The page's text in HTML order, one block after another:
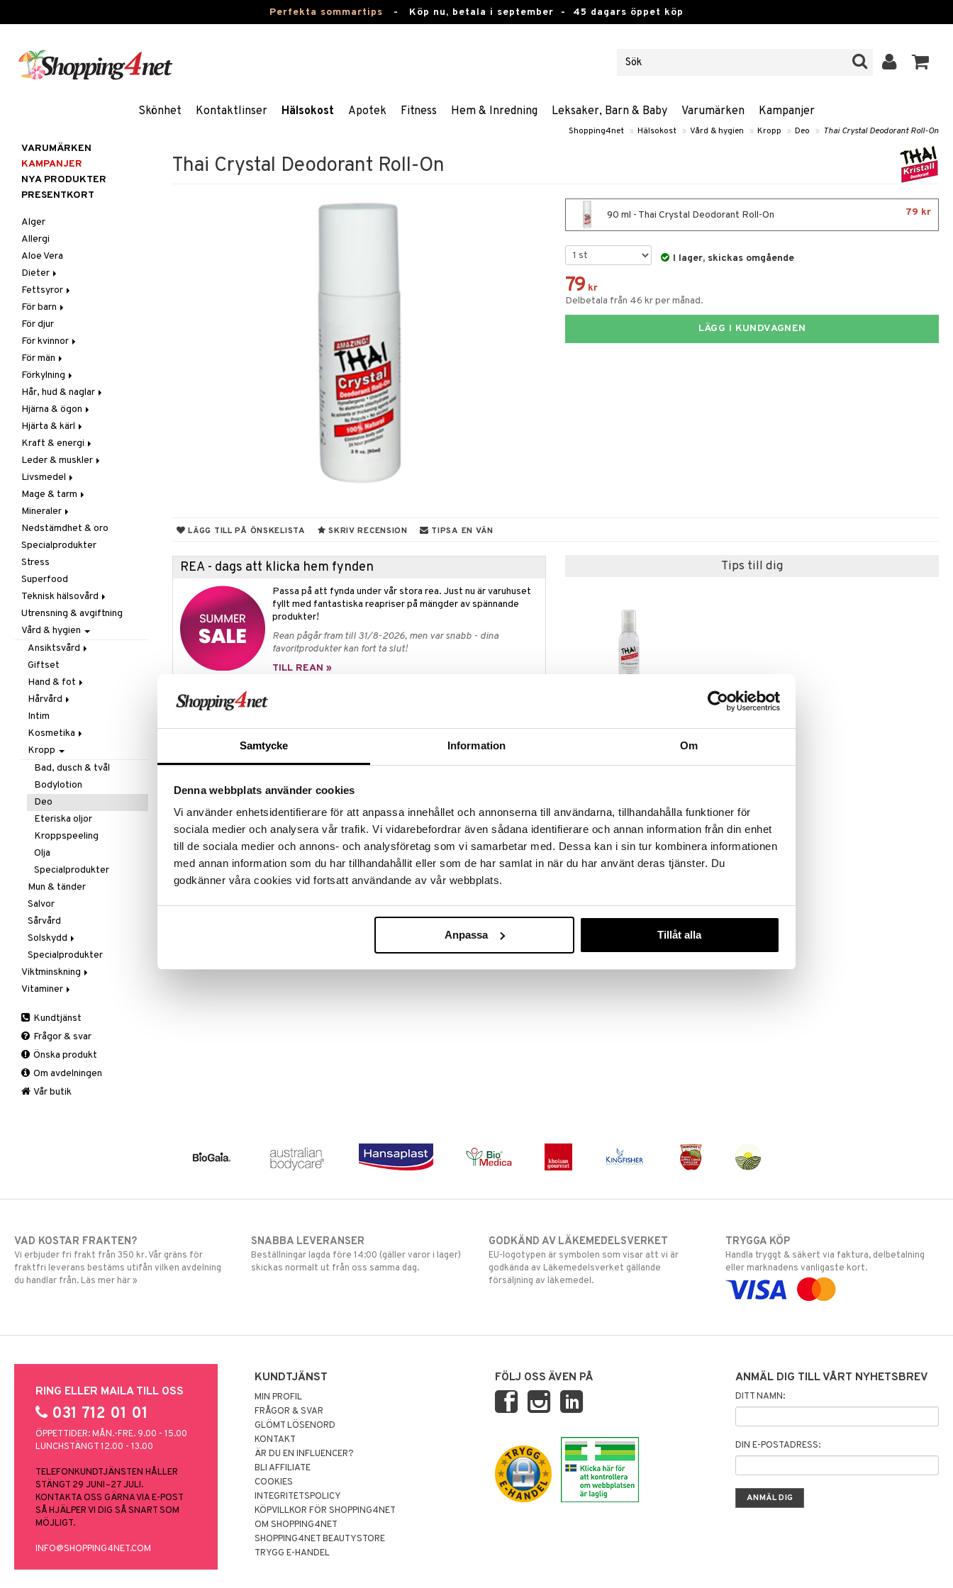
Samtycke Information Om
Denna webbplats använder cookies
Vi använder enhetsidentifierare för att anpassa innehållet och annonserna till användarna, tillhandahålla funktioner för
sociala medier och analysera vår trafik. Vi vidarebefordrar även sådana identifierare och annan information från din enhet
till de sociala medier och annons- och analysföretag som vi samarbetar med. Dessa kan i sin tur kombinera informationen
med annan information som du har tillhandahållit eller som de har samlat in när du har använt deras tjänster. Du
godkänner våra cookies vid fortsatt användande av vår webbplats.
Anpassa Tillåt alla
Perfekta sommartips - Köp nu, betala i september - 45 dagars öppet köp
Skönhet Kontaktlinser Hälsokost Apotek Fitness Hem & Inredning Leksaker, Barn & Baby Varumärken Kampanjer
Shopping4net » Hälsokost » Vård & hygien » Kropp » Deo » Thai Crystal Deodorant Roll-On
Thai Crystal Deodorant Roll-On
90 ml - Thai Crystal Deodorant Roll-On 79 kr
I lager, skickas omgående
79 kr
Delbetala från 46 kr per månad.
LÄGG I KUNDVAGNEN
LÄGG TILL PÅ ÖNSKELISTA SKRIV RECENSION TIPSA EN VÄN
REA - dags att klicka hem fynden
Passa på att fynda under vår stora rea. Just nu är varuhuset
fyllt med fantastiska reapriser på mängder av spännande
produkter!
Rean pågår fram till 31/8-2026, men var snabb - dina
favoritprodukter kan fort ta slut!
TILL REAN »
Produktinfo
Thai-deodoranterna består huvudsakligen av mineralsaltet kalium-alun (Potassium
alum), som på ett mycket effektivt sätt tar hand om de luktframkallande bakterierna,
parfymer, emulgeringsmedel eller skadliga kemikalier. De absorberas ej av huden.
Thai-deodoranterna räcker mycket länge och är därför också ett ekonomiskt köp.
Ingredienser
Potassium alum (kalium-alun) och aqua (vatten).
Artikelnr
HDERT-S6-90
Tips till dig
89 kr
VARUMÄRKEN
KAMPANJER
NYA PRODUKTER
PRESENTKORT
Alger
Allergi
Aloe Vera
Dieter
Glutenintolerans
LCHF
Raw Food
Fettsyror
Marina fettsyror
Veg fettsyror
För barn
Fettsyror
Hudvård
Vitamin & mineral
För djur
För kvinnor
Graviditet & amning
Klimakterie & PMS
Näringstillskott
Övriga
Sex & lust
Skelett
Urinvägar
För män
Näringstillskott
Övriga
Prostata
Sex & lust
Förkylning
C-vitamin
Förebyggande &
lindrande
Hostdämpande
Öron, näsa & hals
Övriga
Virushämmande
Vitlök
Hår, hud & naglar
Hår
Kosttillskott
Sol & pigment
Hjärna & ögon
Fettsyror
Minne
Ögon
Hjärta & kärl
Ginkgo biloba
Kärlstärkande
Kolesterolsänkande
Marina fettsyror
Veg fettsyror
Kraft & energi
Ginseng
Övriga
Prestation
Q-10
Rosenrot
Schizandra
Leder & muskler
Kosttillskott
Utvärtes
Livsmedel
Bars
Choklad
Diverse
Drycker
Förvaring
Frukt, frö & nötter
Groddning
Kokos
Kryddor & buljong
Mjöl & bak
Nöt-& fröpasta
Olja & fett
Raw Food
Snacks
Sötning
Te
Mage & tarm
Drycker
Fibrer
Matsmältning
Syrareglerande
Tarm
Utrensning
Mineraler
Järn
Kalcium
Krom
Magnesium
Multimineraler
Övriga
Selen
Zink
Nedstämdhet & oro
Specialprodukter
Stress
Superfood
Teknisk hälsovård
Ljusterapi
Luftfuktare
Massage
Övrigt
Smärtlindring
Utrensning & avgiftning
Vård & hygien
Ansiktsvård
Cremer
Ögoncremer
Rakprodukter
Rengöring
Specialprodukter
Giftset
Hand & fot
Fotvård
Handvård
Tillbehör
Hårvård
Balsam
Schampo
Specialprodukter
Intim
Kosmetika
Hud
Läppar
Ögon
Kropp
Bad, dusch & tvål
Bodylotion
Deo
Eteriska oljor
Kroppspeeling
Olja
Specialprodukter
Mun & tänder
Salvor
Sårvård
Solskydd
Aftersun
Brun utan sol
Läppar
Specialprodukter
Viktminskning
Äppelcidervinäger
Fasta
Fettförbränning
Måltidsersättning
Övriga
Vitaminer
Antioxidanter
B vitaminer
Barn
C vitaminer
Kvinna
Kundtjänst
Frågor & svar
Önska produkt
Om avdelningen
Vår butik
VAD KOSTAR FRAKTEN?
Vi erbjuder fri frakt från 350 kr. Vår gräns för
fraktfri leverans bestäms utifån vilken avdelning
du handlar från. Läs mer här »
SNABBA LEVERANSER
Beställningar lagda före 14:00 (gäller varor i lager)
skickas normalt ut från oss samma dag.
GODKÄND AV LÄKEMEDELSVERKET
EU-logotypen är symbolen som visar att vi är
godkända av Läkemedelsverket gällande
försäljning av läkemedel.
TRYGGA KÖP
Handla tryggt & säkert via faktura, delbetalning
eller marknadens vanligaste kort.
RING ELLER MAILA TILL OSS
031 712 01 01
ÖPPETTIDER: MÅN.-FRE. 9.00 - 15.00
LUNCHSTÄNGT 12.00 - 13.00
TELEFONKUNDTJÄNSTEN HÅLLER
STÄNGT 29 JUNI–27 JULI.
KONTAKTA OSS GÄRNA VIA E-POST
SÅ HJÄLPER VI DIG SÅ SNART SOM
MÖJLIGT.
INFO@SHOPPING4NET.COM
KUNDTJÄNST
MIN PROFIL
FRÅGOR & SVAR
GLÖMT LÖSENORD
KONTAKT
ÄR DU EN INFLUENCER?
BLI AFFILIATE
COOKIES
INTEGRITETSPOLICY
KÖPVILLKOR FÖR SHOPPING4NET
OM SHOPPING4NET
SHOPPING4NET BEAUTYSTORE
TRYGG E-HANDEL
FÖLJ OSS ÄVEN PÅ ANMÄL DIG TILL VÅRT NYHETSBREV
DITT NAMN:
DIN E-POSTADRESS: